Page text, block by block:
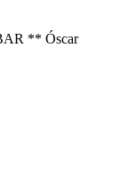
** Óscar